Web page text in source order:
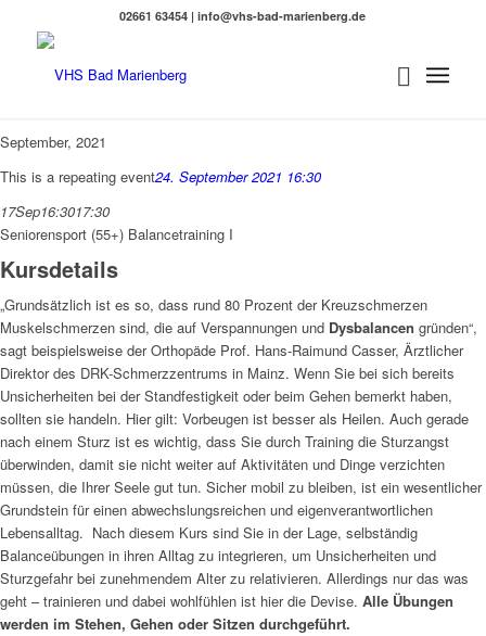
02661 63454 | info@vhs-bad-marienberg.de
September, 2021
This is a repeating event24. September 2021 16:30
17Sep16:3017:30
Seniorensport (55+) Balancetraining I
Kursdetails
„Grundsätzlich ist es so, dass rund 80 Prozent der Kreuzschmerzen
Muskelschmerzen sind, die auf Verspannungen und Dysbalancen gründen“,
sagt beispielsweise der Orthopäde Prof. Hans-Raimund Casser, Ärztlicher
Direktor des DRK-Schmerzzentrums in Mainz. Wenn Sie bei sich bereits
Unsicherheiten bei der Standfestigkeit oder beim Gehen bemerkt haben,
sollten sie handeln. Hier gilt: Vorbeugen ist besser als Heilen. Auch gerade
nach einem Sturz ist es wichtig, dass Sie durch Training die Sturzangst
überwinden, damit sie nicht weiter auf Aktivitäten und Dinge verzichten
müssen, die Ihrer Seele gut tun. Sicher mobil zu bleiben, ist ein wesentlicher
Grundstein für einen abwechslungsreichen und eigenverantwortlichen
Lebensalltag. Nach diesem Kurs sind Sie in der Lage, selbständig
Balanceübungen in ihren Alltag zu integrieren, um Unsicherheiten und
Sturzgefahr bei zunehmendem Alter zu relativieren. Allerdings nur das was
geht – trainieren und dabei wohlfühlen ist hier die Devise. Alle Übungen
werden im Stehen, Gehen oder Sitzen durchgeführt.